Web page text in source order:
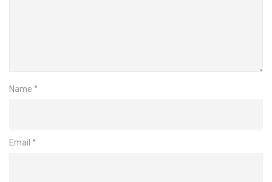
Name *
Email *